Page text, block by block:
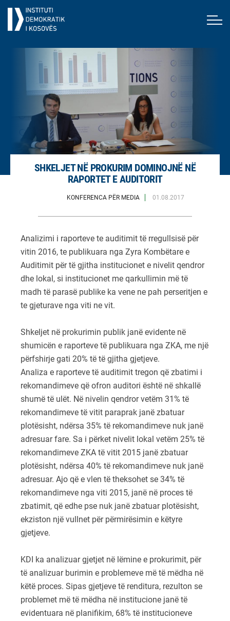
SHKELJET NË PROKURIM DOMINOJNË NË
RAPORTET E AUDITORIT
KONFERENCA PËR MEDIA 01.08.2017
Analizimi i raporteve te auditimit të rregullsisë për
vitin 2016, te publikuara nga Zyra Kombëtare e
Auditimit për të gjitha institucionet e nivelit qendror
dhe lokal, si institucionet me qarkullimin më të
madh të parasë publike ka vene ne pah perseritjen e
te gjeturave nga viti ne vit.
Shkeljet në prokurimin publik janë evidente në
shumicën e raporteve të publikuara nga ZKA, me një
përfshirje gati 20% të të gjitha gjetjeve.
Analiza e raporteve të auditimit tregon që zbatimi i
rekomandimeve që ofron auditori është në shkallë
shumë të ulët. Në nivelin qendror vetëm 31% të
rekomandimeve të vitit paraprak janë zbatuar
plotësisht, ndërsa 35% të rekomandimeve nuk janë
adresuar fare. Sa i përket nivelit lokal vetëm 25% të
rekomandimeve ZKA të vitit 2015 janë zbatuar
plotësisht, ndërsa 40% të rekomandimeve nuk janë
adresuar. Ajo që e vlen të theksohet se 34% të
rekomandimeve nga viti 2015, janë në proces të
zbatimit, që edhe pse nuk janë zbatuar plotësisht,
ekziston një vullnet për përmirësimin e këtyre
gjetjeve.
KDI ka analizuar gjetjet në lëmine e prokurimit, për
të analizuar burimin e problemeve më të mëdha në
këtë proces. Sipas gjetjeve të renditura, rezulton se
problemet më të mëdha në institucione janë të
evidentuara në planifikim, 68% të institucioneve